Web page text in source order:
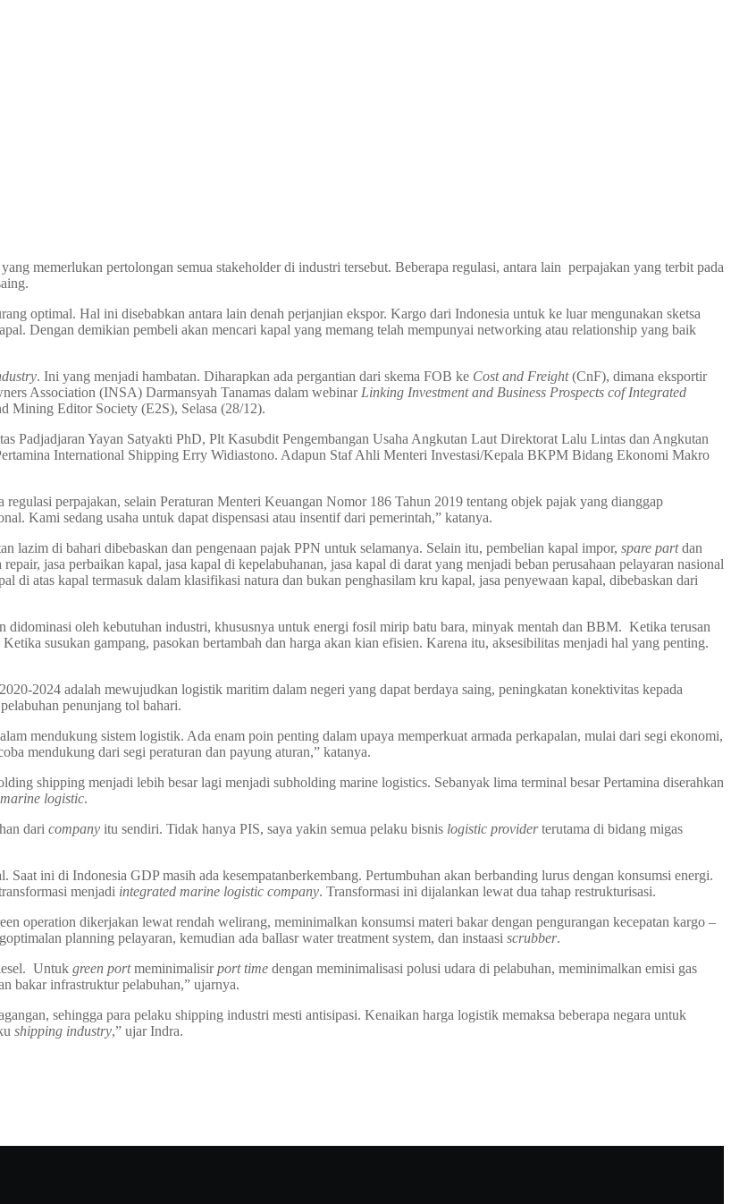
memerlukan pertolongan semua stakeholder di industri tersebut. Beberapa regulasi, antara lain perpajakan yang terbit pada
optimal. Hal ini disebabkan antara lain denah perjanjian ekspor. Kargo dari Indonesia untuk ke luar mengunakan sketsa
Dengan demikian pembeli akan mencari kapal yang memang telah mempunyai networking atau relationship yang baik
. Ini yang menjadi hambatan. Diharapkan ada pergantian dari skema FOB ke Cost and Freight(CnF), dimana eksportir
Association (INSA) Darmansyah Tanamas dalam webinar Linking Investment and Business Prospects cof Integrated
Mining Editor Society (E2S), Selasa (28/12).
Padjadjaran Yayan Satyakti PhD, Plt Kasubdit Pengembangan Usaha Angkutan Laut Direktorat Lalu Lintas dan Angkutan
International Shipping Erry Widiastono. Adapun Staf Ahli Menteri Investasi/Kepala BKPM Bidang Ekonomi Makro
perpajakan, selain Peraturan Menteri Keuangan Nomor 186 Tahun 2019 tentang objek pajak yang dianggap
Kami sedang usaha untuk dapat dispensasi atau insentif dari pemerintah,” katanya.
lazim di bahari dibebaskan dan pengenaan pajak PPN untuk selamanya. Selain itu, pembelian kapal impor, spare partdan
repair, jasa perbaikan kapal, jasa kapal di kepelabuhanan, jasa kapal di darat yang menjadi beban perusahaan pelayaran nasional
di atas kapal termasuk dalam klasifikasi natura dan bukan penghasilam kru kapal, jasa penyewaan kapal, dibebaskan dari
didominasi oleh kebutuhan industri, khususnya untuk energi fosil mirip batu bara, minyak mentah dan BBM. Ketika terusan
Ketika susukan gampang, pasokan bertambah dan harga akan kian efisien. Karena itu, aksesibilitas menjadi hal yang penting.
2024 adalah mewujudkan logistik maritim dalam negeri yang dapat berdaya saing, peningkatan konektivitas kepada
penunjang tol bahari.
mendukung sistem logistik. Ada enam poin penting dalam upaya memperkuat armada perkapalan, mulai dari segi ekonomi,
mendukung dari segi peraturan dan payung aturan,” katanya.
shipping menjadi lebih besar lagi menjadi subholding marine logistics. Sebanyak lima terminal besar Pertamina diserahkan
marine logistic.
dari company itu sendiri. Tidak hanya PIS, saya yakin semua pelaku bisnis logistic providerterutama di bidang migas
ini di Indonesia GDP masih ada kesempatanberkembang. Pertumbuhan akan berbanding lurus dengan konsumsi energi.
menjadi integrated marine logistic company. Transformasi ini dijalankan lewat dua tahap restrukturisasi.
operation dikerjakan lewat rendah welirang, meminimalkan konsumsi materi bakar dengan pengurangan kecepatan kargo –
planning pelayaran, kemudian ada ballasr water treatment system, dan instaasi scrubber.
Untuk green portmeminimalisirport time dengan meminimalisasi polusi udara di pelabuhan, meminimalkan emisi gas
bakar infrastruktur pelabuhan,” ujarnya.
sehingga para pelaku shipping industri mesti antisipasi. Kenaikan harga logistik memaksa beberapa negara untuk
shipping industry,” ujar Indra.